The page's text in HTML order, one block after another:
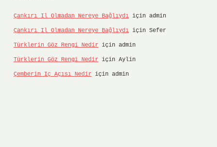
Çankırı Il Olmadan Nereye Bağlıydı için admin
Çankırı Il Olmadan Nereye Bağlıydı için Sefer
Türklerin Göz Rengi Nedir için admin
Türklerin Göz Rengi Nedir için Aylin
Çemberin Iç Açısı Nedir için admin